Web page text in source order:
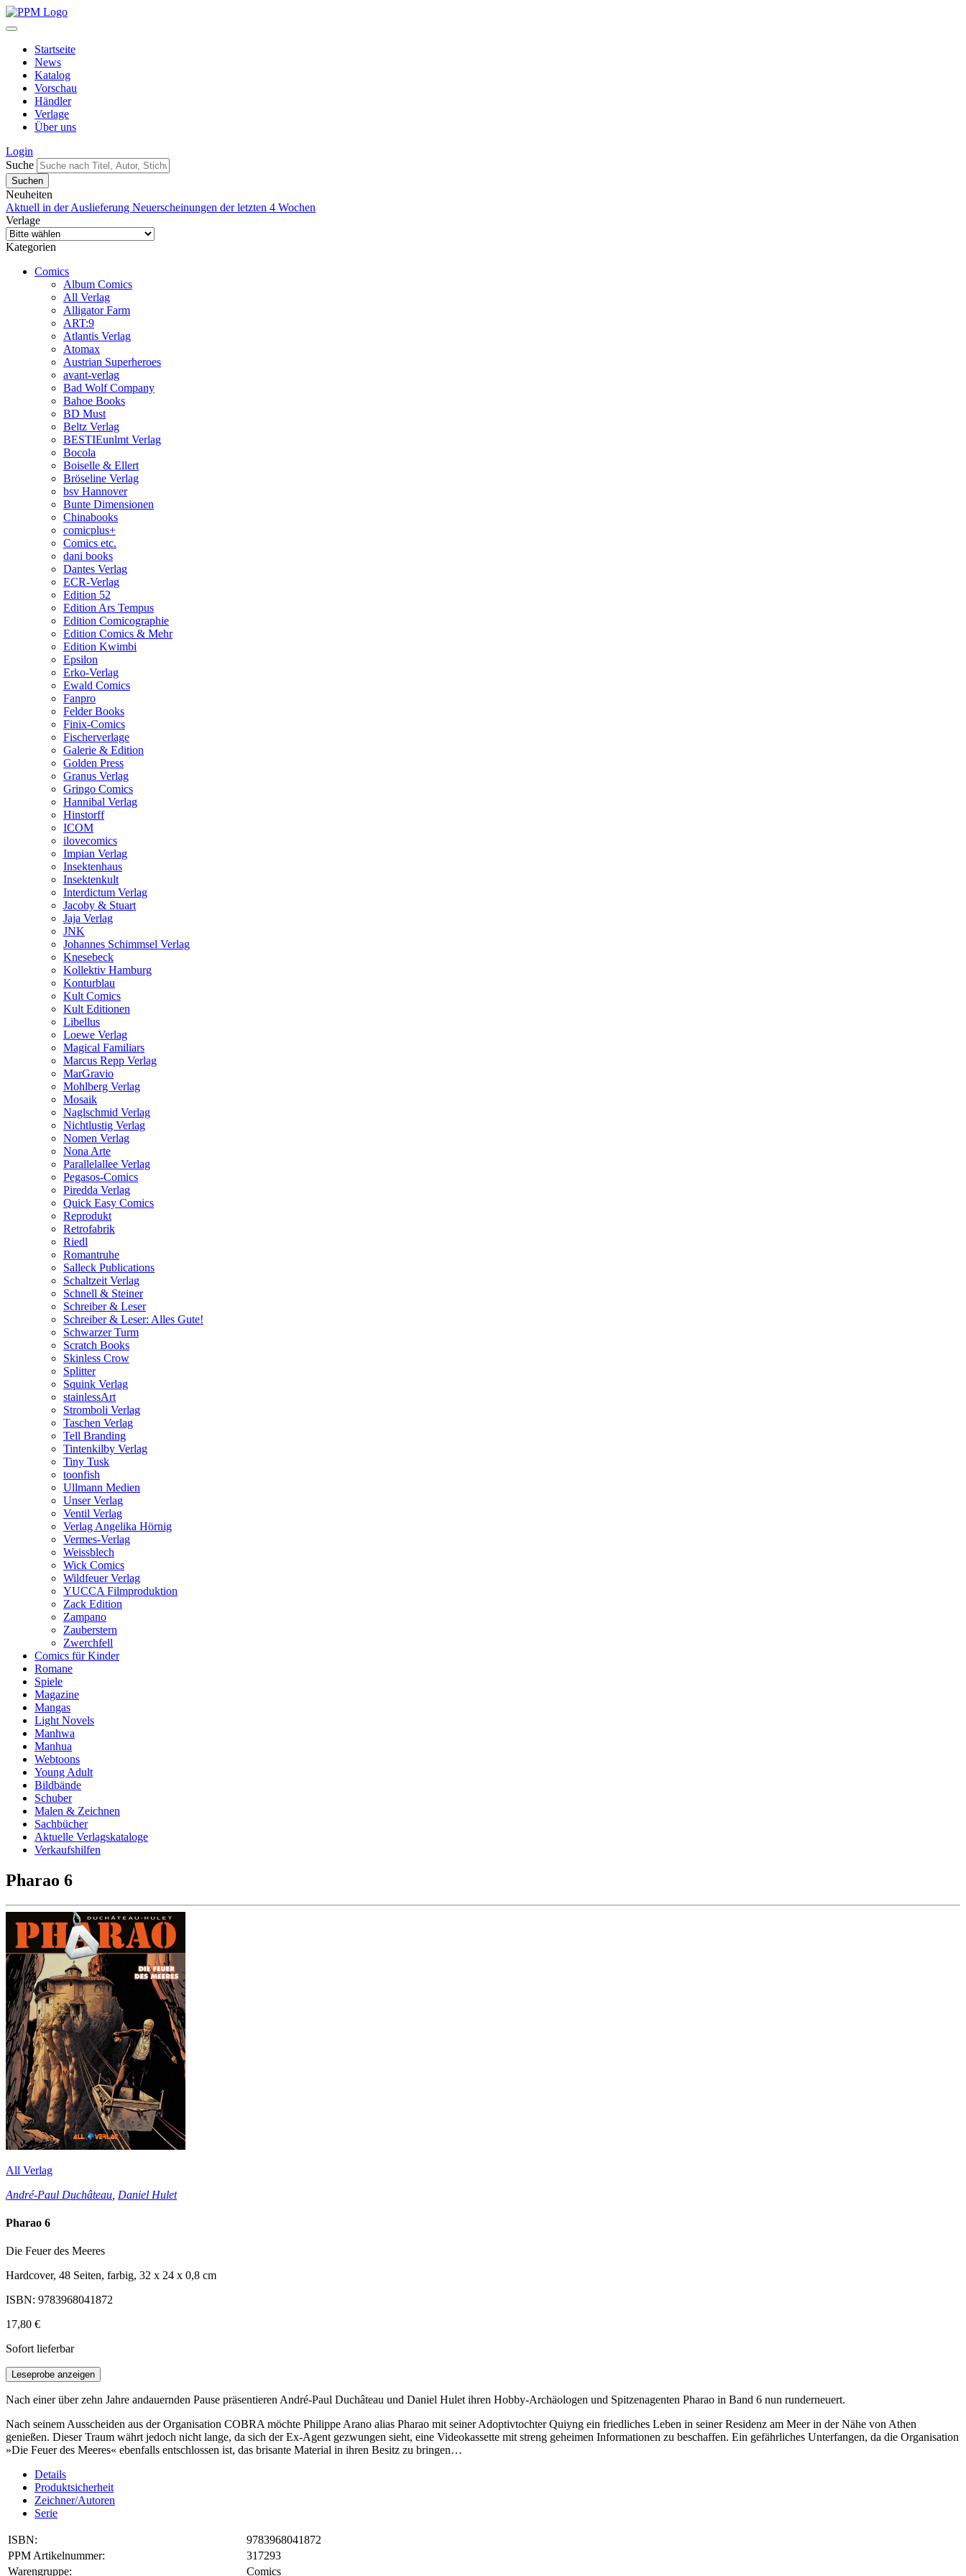
Startseite
News
Katalog
Vorschau
Händler
Verlage
Über uns
Login
Suche
Neuheiten
Aktuell in der Auslieferung Neuerscheinungen der letzten 4 Wochen
Verlage
Kategorien
Comics
Album Comics
All Verlag
Alligator Farm
ART:9
Atlantis Verlag
Atomax
Austrian Superheroes
avant-verlag
Bad Wolf Company
Bahoe Books
BD Must
Beltz Verlag
BESTIEunlmt Verlag
Bocola
Boiselle & Ellert
Bröseline Verlag
bsv Hannover
Bunte Dimensionen
Chinabooks
comicplus+
Comics etc.
dani books
Dantes Verlag
ECR-Verlag
Edition 52
Edition Ars Tempus
Edition Comicographie
Edition Comics & Mehr
Edition Kwimbi
Epsilon
Erko-Verlag
Ewald Comics
Fanpro
Felder Books
Finix-Comics
Fischerverlage
Galerie & Edition
Golden Press
Granus Verlag
Gringo Comics
Hannibal Verlag
Hinstorff
ICOM
ilovecomics
Impian Verlag
Insektenhaus
Insektenkult
Interdictum Verlag
Jacoby & Stuart
Jaja Verlag
JNK
Johannes Schimmsel Verlag
Knesebeck
Kollektiv Hamburg
Konturblau
Kult Comics
Kult Editionen
Libellus
Loewe Verlag
Magical Familiars
Marcus Repp Verlag
MarGravio
Mohlberg Verlag
Mosaik
Naglschmid Verlag
Nichtlustig Verlag
Nomen Verlag
Nona Arte
Parallelallee Verlag
Pegasos-Comics
Piredda Verlag
Quick Easy Comics
Reprodukt
Retrofabrik
Riedl
Romantruhe
Salleck Publications
Schaltzeit Verlag
Schnell & Steiner
Schreiber & Leser
Schreiber & Leser: Alles Gute!
Schwarzer Turm
Scratch Books
Skinless Crow
Splitter
Squink Verlag
stainlessArt
Stromboli Verlag
Taschen Verlag
Tell Branding
Tintenkilby Verlag
Tiny Tusk
toonfish
Ullmann Medien
Unser Verlag
Ventil Verlag
Verlag Angelika Hörnig
Vermes-Verlag
Weissblech
Wick Comics
Wildfeuer Verlag
YUCCA Filmproduktion
Zack Edition
Zampano
Zauberstern
Zwerchfell
Comics für Kinder
Romane
Spiele
Magazine
Mangas
Light Novels
Manhwa
Manhua
Webtoons
Young Adult
Bildbände
Schuber
Malen & Zeichnen
Sachbücher
Aktuelle Verlagskataloge
Verkaufshilfen
Pharao 6
All Verlag
André-Paul Duchâteau Daniel Hulet
Pharao 6
Die Feuer des Meeres
Hardcover, 48 Seiten, farbig, 32 x 24 x 0,8 cm
ISBN: 9783968041872
17,80 €
Sofort lieferbar
Leseprobe anzeigen
Nach einer über zehn Jahre andauernden Pause präsentieren André-Paul Duchâteau und Daniel Hulet ihren Hobby-Archäologen und Spitzenagenten Pharao in Band 6 nun runderneuert.
Nach seinem Ausscheiden aus der Organisation COBRA möchte Philippe Arano alias Pharao mit seiner Adoptivtochter Quiyng ein friedliches Leben in seiner Residenz am Meer in der Nähe von Athen
genießen. Dieser Traum währt jedoch nicht lange, da sich der Ex-Agent gezwungen sieht, eine Videokassette mit streng geheimen Informationen zu beschaffen. Ein gefährliches Unterfangen, da die Organisation
»Die Feuer des Meeres« ebenfalls entschlossen ist, das brisante Material in ihren Besitz zu bringen…
Details
Produktsicherheit
Zeichner/Autoren
Serie
ISBN:
9783968041872
PPM Artikelnummer:
317293
Warengruppe:
Comics